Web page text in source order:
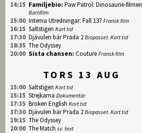
14:15 Familjebio: Paw Patrol: Dinosaurie-filmen
Barnfilm
15:00 Interna Utredningar: Fall 137 Fransk film
16:15 Saltstigen Kort tid
17:30 Djävulen bär Prada 2 Biopasset. Kort tid
18:35 The Odyssey
20:00 Sista chansen: Couture Fransk film
TORS 13 AUG
15:00 Saltstigen Kort tid
15:15 Strejkarna Dokumentär
17:15 Broken English Kort tid
17:30 Djävulen bär Prada 2 Biopasset. Kort tid
19:15 The Odyssey
20:00 The Match sv. text